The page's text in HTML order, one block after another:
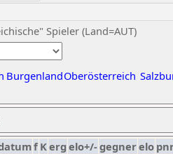
Spieler (Land=AUT)
BurgenlandOberösterreich
f Kerg elo+/-gegnerelo